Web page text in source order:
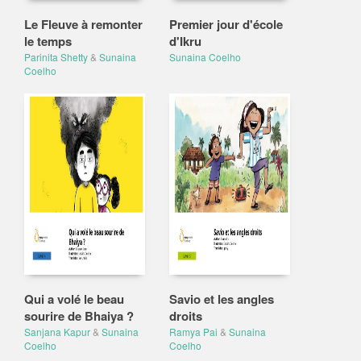
Le Fleuve à remonter
le temps
Parinita Shetty& Sunaina
Coelho
Premier jour d'école
d'Ikru
Sunaina Coelho
Qui a volé le beau
sourire de Bhaiya ?
Sanjana Kapur& Sunaina
Coelho
Savio et les angles
droits
Ramya Pai & Sunaina
Coelho